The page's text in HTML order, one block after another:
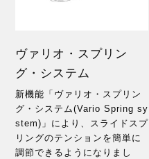
ヴァリオ・スプリン
グ・システム
新機能「ヴァリオ・スプリン
グ・システム(Vario Spring sy
stem)」により、スライドスプ
リングのテンションを簡単に
調節できるようになりまし